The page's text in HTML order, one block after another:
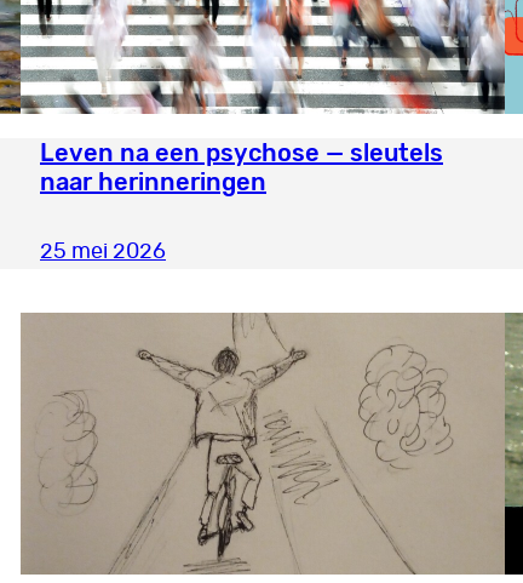
Leven na een psychose — sleutels
naar herinneringen
25 mei 2026